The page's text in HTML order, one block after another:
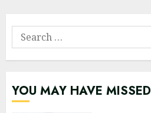
Search
for:
YOU MAY HAVE MISSED